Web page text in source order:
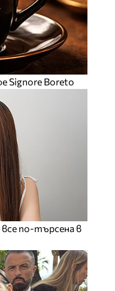
Signore Boreto
по-търсена в